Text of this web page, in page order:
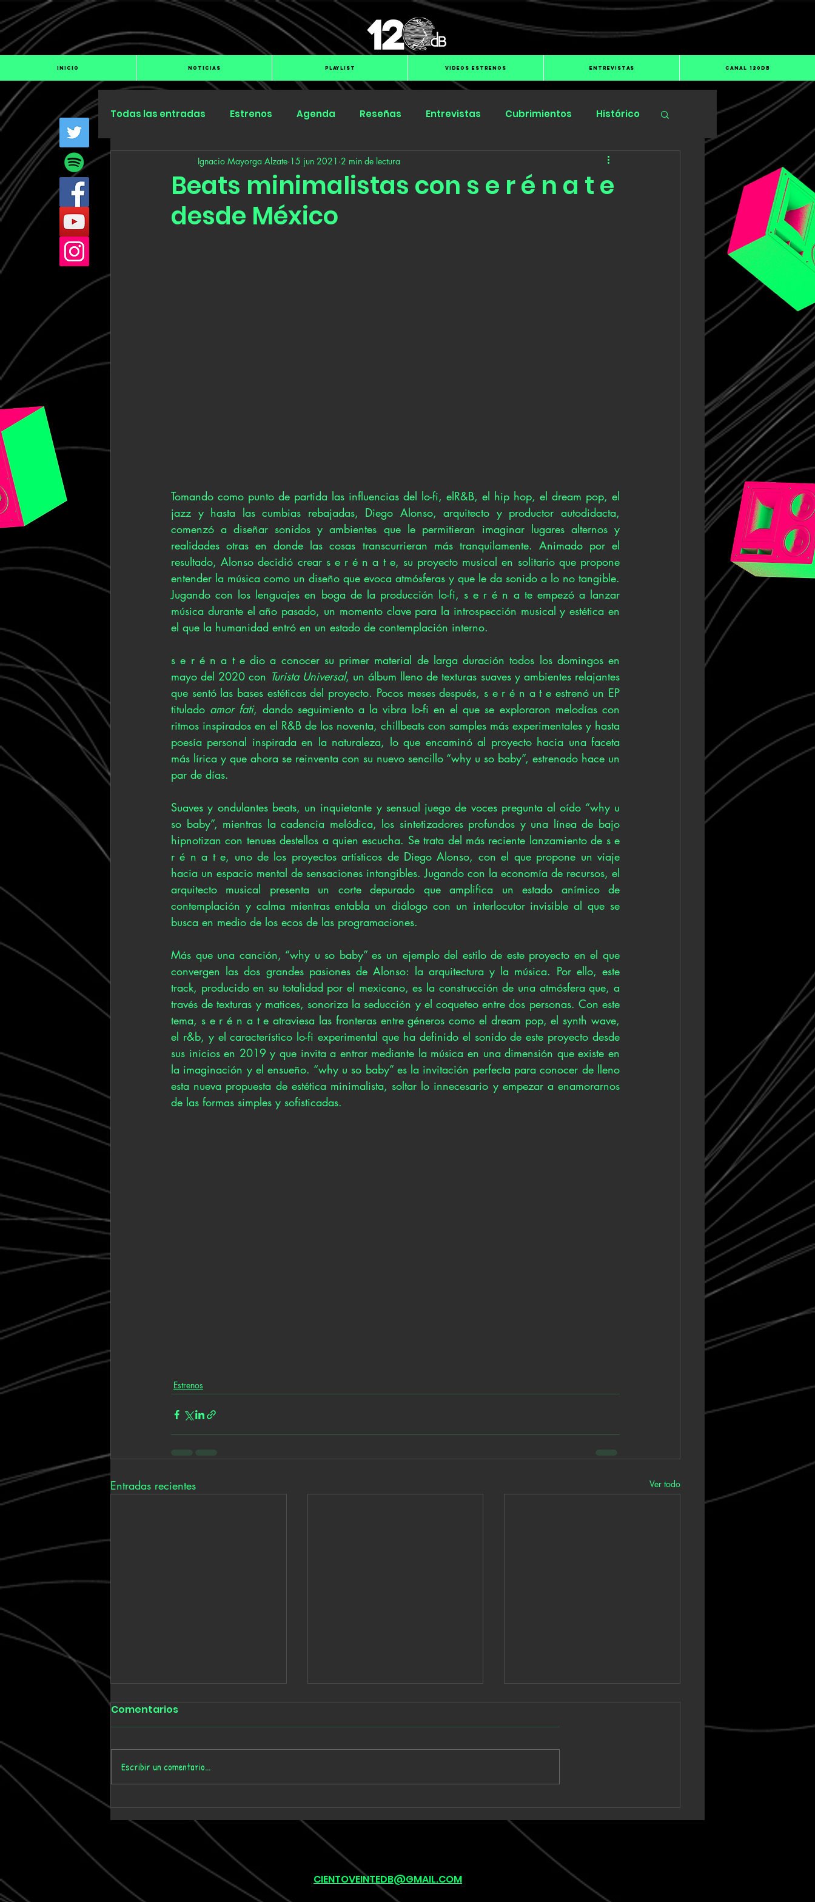
INICIO NOTICIAS PLAYLIST VIDEOS ESTRENOS ENTREVISTAS CANAL 120dB
Todas las entradas Estrenos Agenda Reseñas Entrevistas Cubrimientos Histórico
Especiales Submit Hub Groover
Beats minimalistas con s e r é n a t e
desde México
Ignacio Mayorga Alzate 15 jun 2021 2 min de lectura
Tomando como punto de partida las influencias del lo-fi, elR&B, el hip hop, el dream pop, el
jazz y hasta las cumbias rebajadas, Diego Alonso, arquitecto y productor autodidacta,
comenzó a diseñar sonidos y ambientes que le permitieran imaginar lugares alternos y
realidades otras en donde las cosas transcurrieran más tranquilamente. Animado por el
resultado, Alonso decidió crear s e r é n a t e, su proyecto musical en solitario que propone
entender la música como un diseño que evoca atmósferas y que le da sonido a lo no tangible.
Jugando con los lenguajes en boga de la producción lo-fi, s e r é n a te empezó a lanzar
música durante el año pasado, un momento clave para la introspección musical y estética en
el que la humanidad entró en un estado de contemplación interno.
s e r é n a t e dio a conocer su primer material de larga duración todos los domingos en
mayo del 2020 con Turista Universal, un álbum lleno de texturas suaves y ambientes relajantes
que sentó las bases estéticas del proyecto. Pocos meses después, s e r é n a t e estrenó un EP
titulado amor fati, dando seguimiento a la vibra lo-fi en el que se exploraron melodías con
ritmos inspirados en el R&B de los noventa, chillbeats con samples más experimentales y hasta
poesía personal inspirada en la naturaleza, lo que encaminó al proyecto hacia una faceta
más lírica y que ahora se reinventa con su nuevo sencillo “why u so baby”, estrenado hace un
par de días.
Suaves y ondulantes beats, un inquietante y sensual juego de voces pregunta al oído “why u
so baby”, mientras la cadencia melódica, los sintetizadores profundos y una línea de bajo
hipnotizan con tenues destellos a quien escucha. Se trata del más reciente lanzamiento de s e
r é n a t e, uno de los proyectos artísticos de Diego Alonso, con el que propone un viaje
hacia un espacio mental de sensaciones intangibles. Jugando con la economía de recursos, el
arquitecto musical presenta un corte depurado que amplifica un estado anímico de
contemplación y calma mientras entabla un diálogo con un interlocutor invisible al que se
busca en medio de los ecos de las programaciones.
Más que una canción, “why u so baby” es un ejemplo del estilo de este proyecto en el que
convergen las dos grandes pasiones de Alonso: la arquitectura y la música. Por ello, este
track, producido en su totalidad por el mexicano, es la construcción de una atmósfera que, a
través de texturas y matices, sonoriza la seducción y el coqueteo entre dos personas. Con este
tema, s e r é n a t e atraviesa las fronteras entre géneros como el dream pop, el synth wave,
el r&b, y el característico lo-fi experimental que ha definido el sonido de este proyecto desde
sus inicios en 2019 y que invita a entrar mediante la música en una dimensión que existe en
la imaginación y el ensueño. “why u so baby” es la invitación perfecta para conocer de lleno
esta nueva propuesta de estética minimalista, soltar lo innecesario y empezar a enamorarnos
de las formas simples y sofisticadas.
Estrenos
Entradas recientes Ver todo
Arms & Armour enfrenta
la autoridad en “Terror
By Night”
JPson recorre 16 años de
una historia familiar en
“Ocean’s Eye”
Primo Gringo se suelta
en “Strut”
Comentarios
Escribir un comentario...
CIENTOVEINTEDB@GMAIL.COM